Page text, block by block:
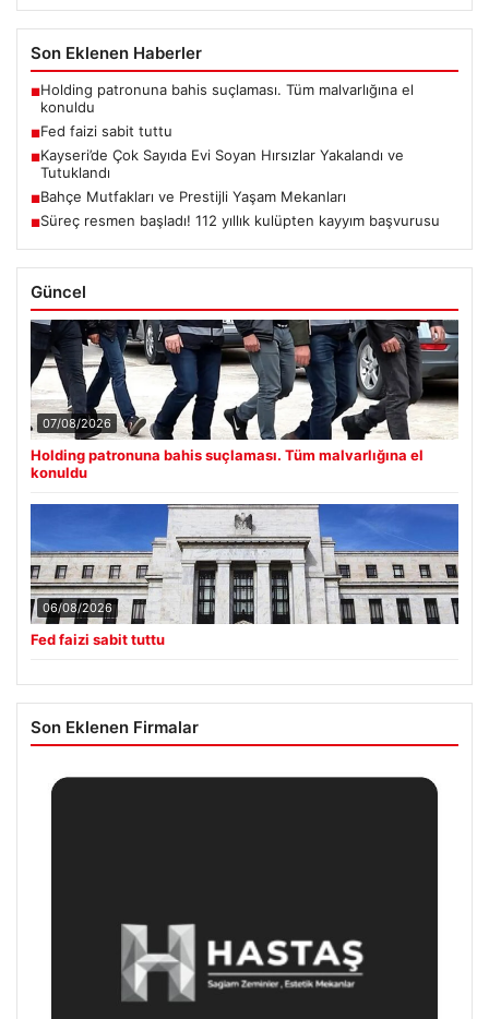
Son Eklenen Haberler
■Holding patronuna bahis suçlaması. Tüm malvarlığına el
konuldu
■Fed faizi sabit tuttu
■Kayseri’de Çok Sayıda Evi Soyan Hırsızlar Yakalandı ve
Tutuklandı
■Bahçe Mutfakları ve Prestijli Yaşam Mekanları
■Süreç resmen başladı! 112 yıllık kulüpten kayyım başvurusu
Güncel
07/08/2026
Holding patronuna bahis suçlaması. Tüm malvarlığına el
konuldu
06/08/2026
Fed faizi sabit tuttu
Son Eklenen Firmalar